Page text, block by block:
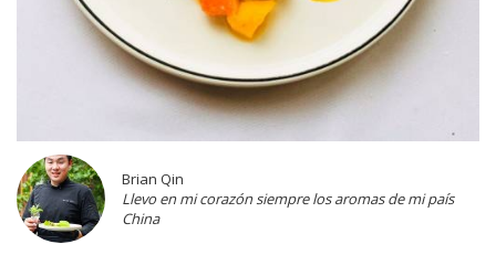
Brian Qin
Llevo en mi corazón siempre los aromas de mi país
China